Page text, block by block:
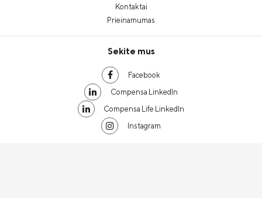
Kontaktai
Prieinamumas
Sekite mus
Facebook
Compensa LinkedIn
Compensa Life LinkedIn
Instagram